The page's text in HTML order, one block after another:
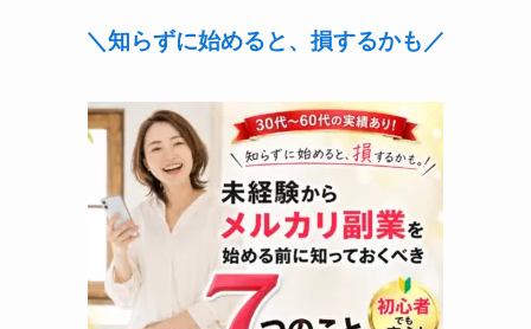
＼知らずに始めると、損するかも／